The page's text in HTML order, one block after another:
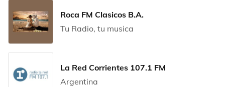
Roca FM Clasicos B.A.
Tu Radio, tu musica
La Red Corrientes 107.1 FM
Argentina